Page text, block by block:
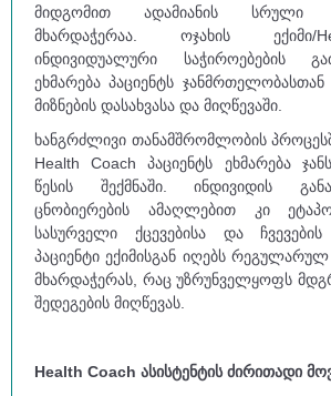
მიდგომით ადამიანის სრული
მხარდაჭერაა. ოჯახის ექიმი/
ინდივიდუალური საჭიროებების
ეხმარება პაციენტს
მიზნების დასახვასა და მიღწევაში.
ხანგრძლივი თანამშრომლობის
Health Coach პაციენტს ეხმარება
წესის შექმნაში. ინდივიდის
ცნობიერების ამაღლებით კი
სასურველი ქცევებისა და ჩვევების
პაციენტი ექიმისგან იღებს რეგულარულ
მხარდაჭერას, რაც უზრუნველყოფს
შედეგების მიღწევას.
Health Coach ასისტენტის ძირითადი